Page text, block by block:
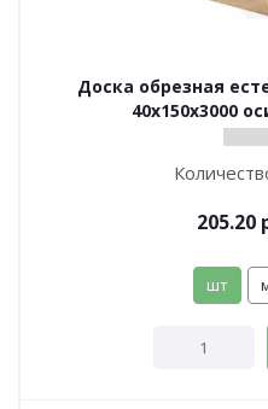
Доска обрезная
40х150х3000
205.20
шт